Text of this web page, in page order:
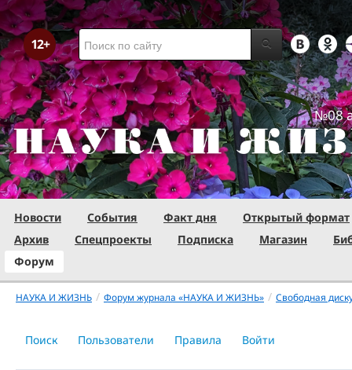
№08
Новости События Факт дня
Открытый формат
Архив
Спецпроекты Подписка Магазин
Форум
НАУКА И ЖИЗНЬ / Форум журнала «НАУКА И ЖИЗНЬ» / Свободная
Поиск Пользователи Правила Войти